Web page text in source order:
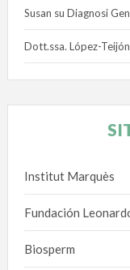
Susan su Diagnosi
Dott.ssa. López-Teijón
Institut Marquès
Fundación
Biosperm